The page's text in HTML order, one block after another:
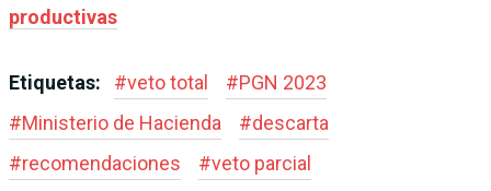
productivas
Etiquetas: #veto total #PGN 2023
#Ministerio de Hacienda #descarta
#recomendaciones #veto parcial